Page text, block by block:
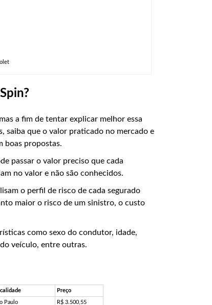
a fim de tentar explicar melhor essa
saiba que o valor praticado no mercado e
boas propostas.
passar o valor preciso que cada
no valor e não são conhecidos.
o perfil de risco de cada segurado
maior o risco de um sinistro, o custo
como sexo do condutor, idade,
veículo, entre outras.
Preço
Paulo R$ 3.500,55